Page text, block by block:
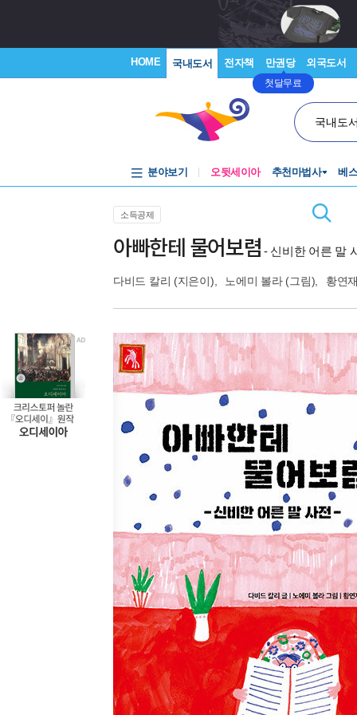
HOME 국내도서 전자책 만권당
첫달무료
외국도서
국내도
분야보기 오뒷세이아 추천마법사 베
소득공제
아빠한테 물어보렴 - 신비한 어른 말
다비드 칼리 (지은이), 노에미 볼라(그림), 황연